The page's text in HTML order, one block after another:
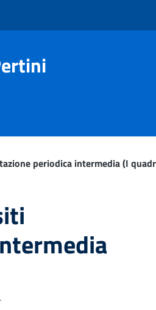
periodica intermedia (I